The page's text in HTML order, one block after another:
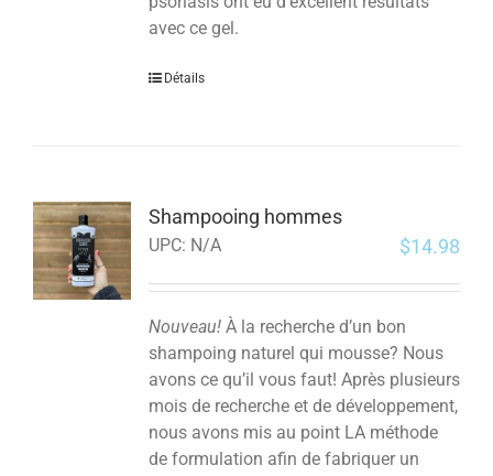
avec ce gel.
Détails
Shampooing hommes
UPC: N/A $14.98
Nouveau!À la recherche d’un bon
shampoing naturel qui mousse? Nous
avons ce qu’il vous faut! Après plusieurs
mois de recherche et de développement,
nous avons mis au point LA méthode
de formulation afin de fabriquer un